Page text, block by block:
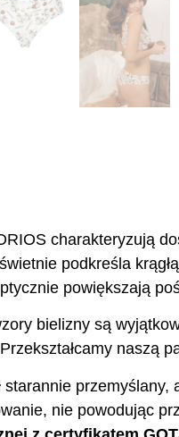
charakteryzują
podkreśla
powiększają
bielizny są
naszą
starannie
nie powodując